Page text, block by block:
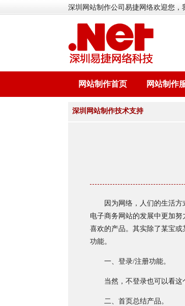
深圳网站制作公司易捷网络欢迎您，
网站制作首页 网站制作
深圳网站制作技术支持
因为网络，人们的生活方式
电子商务网站的发展中更加
喜欢的产品。其实除了某宝
功能。
一、登录/注册功能。
当然，不登录也可以看这个
二、首页总结产品。